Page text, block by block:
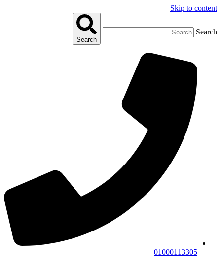
Skip to content
Search
Search
01000113305